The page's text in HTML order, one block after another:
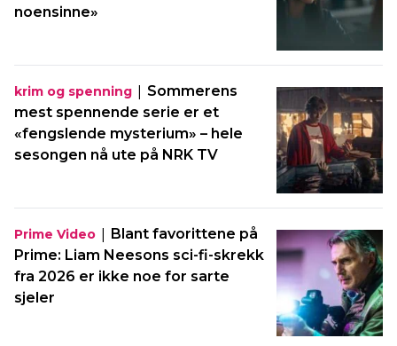
noensinne»
krim og spenning | Sommerens
mest spennende serie er et
«fengslende mysterium» – hele
sesongen nå ute på NRK TV
Prime Video | Blant favorittene på
Prime: Liam Neesons sci-fi-skrekk
fra 2026 er ikke noe for sarte
sjeler